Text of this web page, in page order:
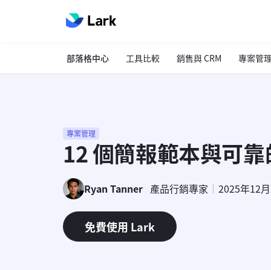
部落格中心 工具比較 銷售與 CRM 專案管
專案管理
12 個簡報範本與可
Ryan Tanner 產品行銷專家 2025年12
免費使用 Lark